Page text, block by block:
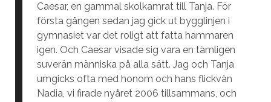
Caesar, en gammal skolkamrat till Tanja. För
första gången sedan jag gick ut bygglinjen i
gymnasiet var det roligt att fatta hammaren
igen. Och Caesar visade sig vara en tämligen
suverän människa på alla sätt. Jag och Tanja
umgicks ofta med honom och hans flickvän
Nadia, vi firade nyåret 2006 tillsammans, och